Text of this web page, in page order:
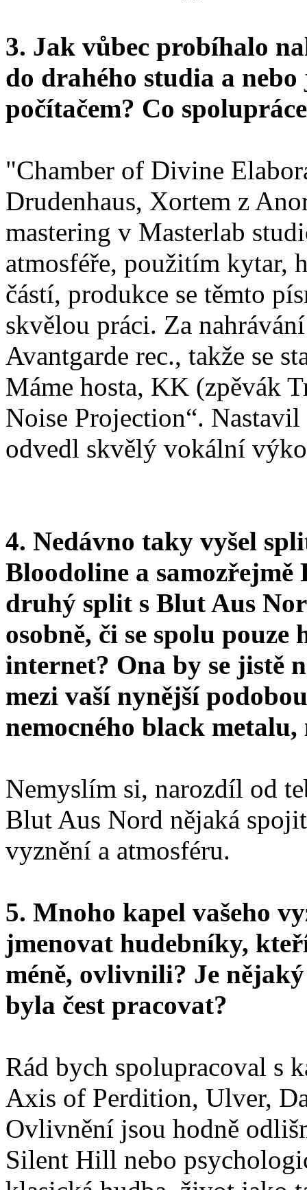
3. Jak vůbec probíhalo
do drahého studia a
počítačem? Co
"Chamber of Divine
Drudenhaus, Xortem z
mastering v Masterlab
atmosféře, použitím kytar,
částí, produkce se těmto
skvělou práci. Za
Avantgarde rec., takže se
Máme hosta, KK (zpěvák
Noise Projection“.
odvedl skvělý vokální
4. Nedávno taky vyšel
Bloodoline a samozřejmě
druhý split s Blut Aus
osobně, či se spolu
internet? Ona by se jistě
mezi vaší nynější
nemocného black
Nemyslím si, narozdíl od
Blut Aus Nord nějaká
vyznění a atmosféru.
5. Mnoho kapel vašeho
jmenovat hudebníky,
méně, ovlivnili? Je
byla čest pracovat?
Rád bych spolupracoval s
Axis of Perdition, Ulver,
Ovlivnění jsou hodně
Silent Hill nebo